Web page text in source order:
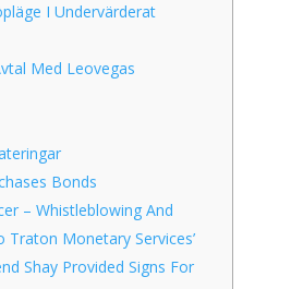
I Undervärderat
Med Leovegas
Bonds
– Whistleblowing And
Traton Monetary Services’
Shay Provided Signs For